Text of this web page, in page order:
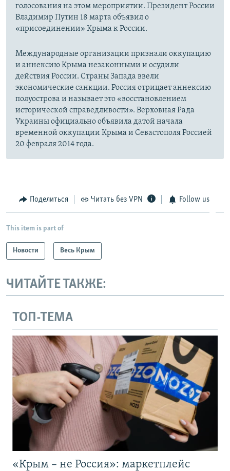
голосования на этом мероприятии. Президент России
Владимир Путин 18 марта объявил о
«присоединении» Крыма к России.
Международные организации признали оккупацию
и аннексию Крыма незаконными и осудили
действия России. Страны Запада ввели
экономические санкции. Россия отрицает аннексию
полуострова и называет это «восстановлением
исторической справедливости». Верховная Рада
Украины официально объявила датой начала
временной оккупации Крыма и Севастополя Россией
20 февраля 2014 года.
Поделиться Читать без VPN Follow us
This item is part of
Новости Весь Крым
ЧИТАЙТЕ ТАКЖЕ:
ТОП-ТЕМА
«Крым – не Россия»: маркетплейс